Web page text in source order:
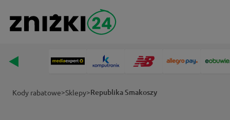
Kody rabatowe>Sklepy>Republika Smakoszy